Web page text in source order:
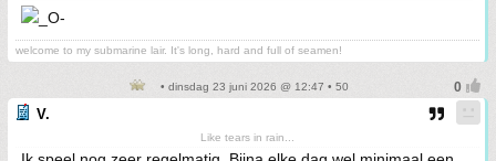
welcome to my submarine lair. It's long, hard and full of seamen!
• dinsdag 23 juni 2026 @ 12:47 • 50
V.
Like tears in rain...